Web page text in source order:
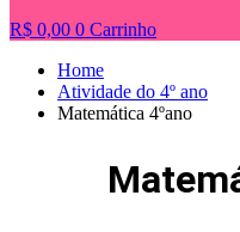
R$ 0,00 0 Carrinho
Home
Atividade do 4º ano
Matemática 4ºano